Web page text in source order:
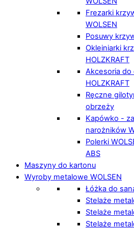
Frezarki
WOLSEN
Posuwy
Okleiniarki
HOLZKRAFT
Akcesoria do
HOLZKRAFT
Ręczne
obrzeży
Kapówko -
narożników
Polerki
ABS
Maszyny do kartonu
Wyroby metalowe WOLSEN
Łóżka do
Stelaże
Stelaże
Stelaże